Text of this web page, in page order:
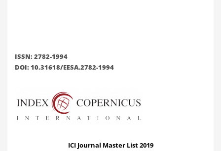
ISSN: 2782-1994
DOI: 10.31618/EESA.2782-1994
ICI Journal Master List 2019